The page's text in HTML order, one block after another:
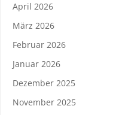
April 2026
März 2026
Februar 2026
Januar 2026
Dezember 2025
November 2025